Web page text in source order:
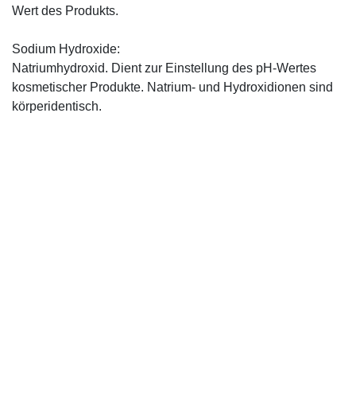
Wert des Produkts.
Sodium Hydroxide:
Natriumhydroxid. Dient zur Einstellung des pH-Wertes
kosmetischer Produkte. Natrium- und Hydroxidionen sind
körperidentisch.